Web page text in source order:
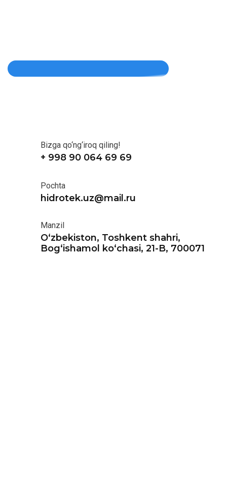
Bizga qo‘ng‘iroq qiling!
+ 998 90 064 69 69
Pochta
hidrotek.uz@mail.ru
Manzil
O‘zbekiston, Toshkent shahri,
Bog‘ishamol ko‘chasi, 21-B, 700071